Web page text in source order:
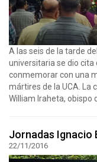
A las seis de la tarde
universitaria se dio cita
conmemorar con una
mártires de la UCA. La
William Iraheta, obispo
Jornadas Ignacio
22/11/2016